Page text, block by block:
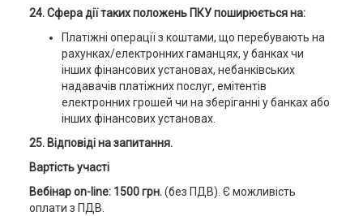
24. Сфера дії таких положень ПКУ поширюється на:
Платіжні операції з коштами, що перебувають на
рахунках/електронних гаманцях, у банках чи
інших фінансових установах, небанківських
надавачів платіжних послуг, емітентів
електронних грошей чи на зберіганні у банках або
інших фінансових установах.
25. Відповіді на запитання.
Вартість участі
Вебінар on-line: 1500 грн.(без ПДВ). Є можливість
оплати з ПДВ.